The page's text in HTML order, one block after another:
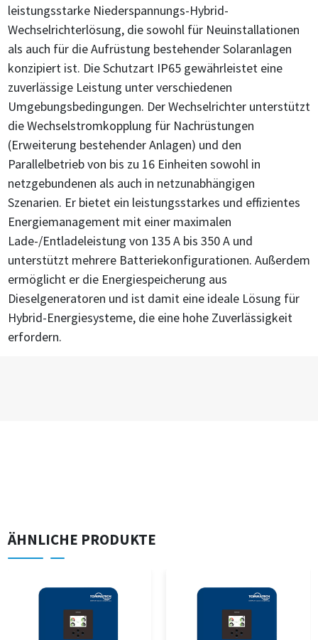
leistungsstarke Niederspannungs-Hybrid-
Wechselrichterlösung, die sowohl für Neuinstallationen
als auch für die Aufrüstung bestehender Solaranlagen
konzipiert ist. Die Schutzart IP65 gewährleistet eine
zuverlässige Leistung unter verschiedenen
Umgebungsbedingungen. Der Wechselrichter unterstützt
die Wechselstromkopplung für Nachrüstungen
(Erweiterung bestehender Anlagen) und den
Parallelbetrieb von bis zu 16 Einheiten sowohl in
netzgebundenen als auch in netzunabhängigen
Szenarien. Er bietet ein leistungsstarkes und effizientes
Energiemanagement mit einer maximalen
Lade-/Entladeleistung von 135 A bis 350 A und
unterstützt mehrere Batteriekonfigurationen. Außerdem
ermöglicht er die Energiespeicherung aus
Dieselgeneratoren und ist damit eine ideale Lösung für
Hybrid-Energiesysteme, die eine hohe Zuverlässigkeit
erfordern.
ÄHNLICHE PRODUKTE